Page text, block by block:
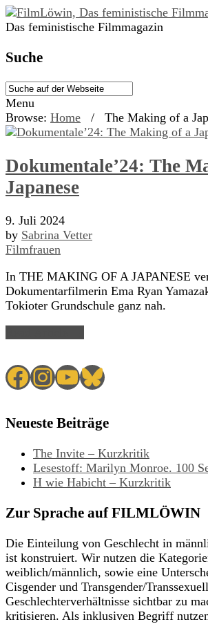
Das feministische Filmmagazin
Suche
Menu
Browse: Home / The Making of a
Dokumentale’24: The
Japanese
9. Juli 2024
by Sabrina Vetter
Filmfrauen
In THE MAKING OF A JAPANESE
Dokumentarfilmerin Ema Ryan
Tokioter Grundschule ganz nah.
Facebook
Instagram
YouTube
Bluesky
Neueste Beiträge
The Invite – Kurzkritik
Lesestoff: Marilyn Monroe. 100
H wie Habicht – Kurzkritik
Zur Sprache auf FILMLÖWIN
Die Einteilung von Geschlecht in
ist konstruiert. Wir nutzen die
weiblich/männlich, sowie eine
Cisgender und Transgender/
Geschlechterverhältnisse sichtbar zu
kritisieren. Als inklusiven Begriff